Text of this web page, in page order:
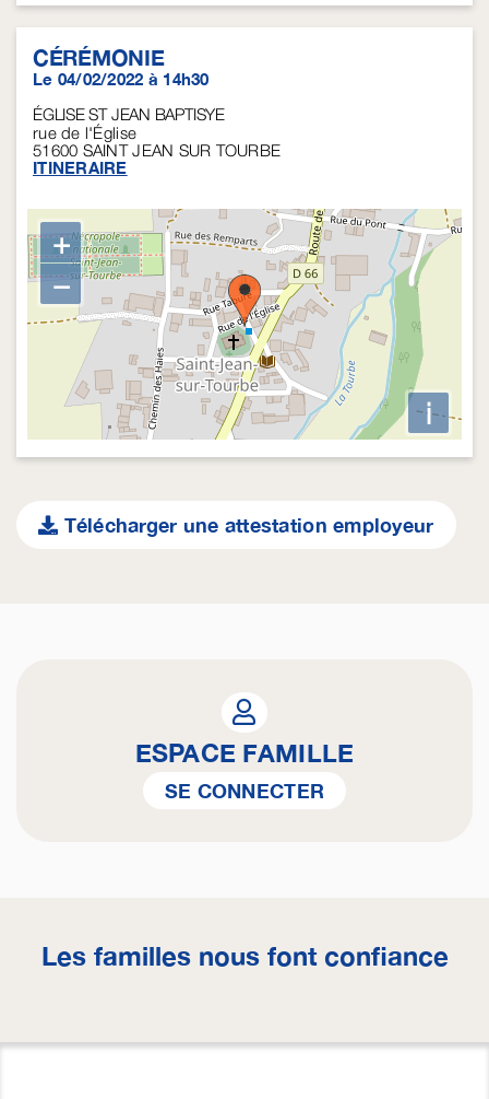
CÉRÉMONIE
Le 04/02/2022 à 14h30
ÉGLISE ST JEAN BAPTISYE
rue de l'Église
51600 SAINT JEAN SUR TOURBE
ITINERAIRE
+
−
i
Télécharger une attestation employeur
ESPACE FAMILLE
SE CONNECTER
Les familles nous font confiance